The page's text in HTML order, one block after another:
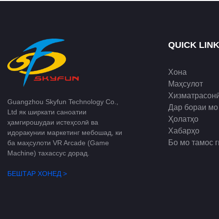
Guangzhou Skyfun Technology Co.,
Ltd як ширкати саноатии
ҳамгирошудаи истеҳсолӣ ва
идоракунии маркетинг мебошад, ки
ба маҳсулоти VR Arcade (Game
Machine) тахассус дорад.
БЕШТАР ХОНЕД >
QUICK
Хона
Маҳсулот
Дар бораи мо
Ҳолатҳо
Хабарҳо
Бо мо тамос